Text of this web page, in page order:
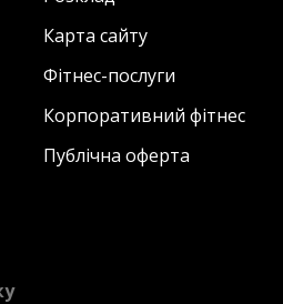
до 3-х років включно.
фітнес-клубів «Sport
sportlife.ua. Деталі
Вартість дзвінків, згідно
зв'язку.
Карта сайту
Фітнес-послуги
Корпоративний фітнес
Публічна оферта